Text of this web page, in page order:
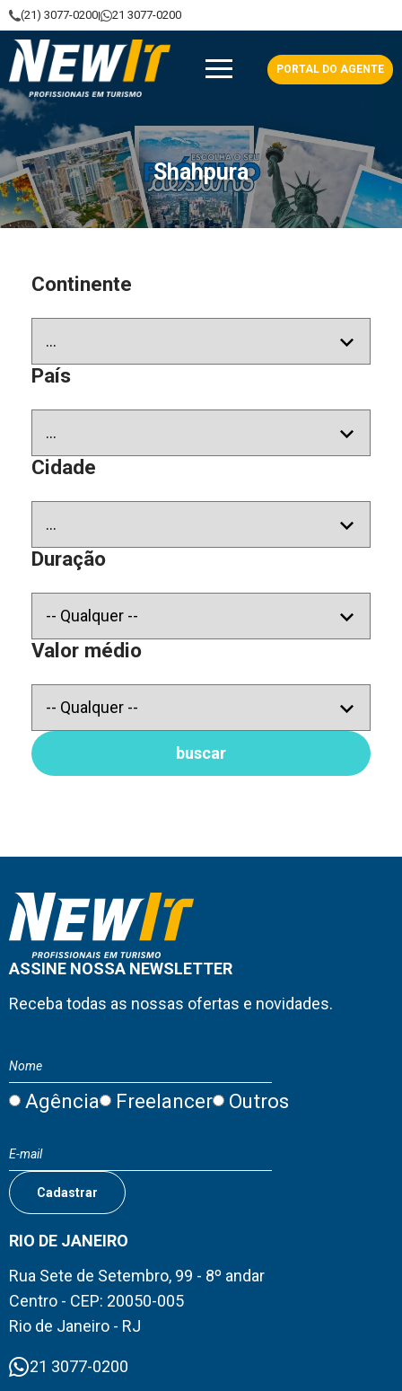
(21) 3077-0200 21 3077-0200
NewIt - Profissionais em Turismo
PORTAL DO AGENTE
Shahpura
Continente
País
Cidade
Duração
Valor médio
buscar
ASSINE NOSSA NEWSLETTER
Receba todas as nossas ofertas e novidades.
Agência Freelancer Outros
RIO DE JANEIRO
Rua Sete de Setembro, 99 - 8º andar
Centro - CEP: 20050-005
Rio de Janeiro - RJ
21 3077-0200